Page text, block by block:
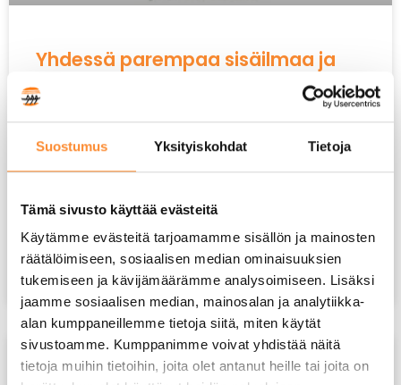
Suostumus Yksityiskohdat Tietoja
Tämä sivusto käyttää evästeitä
Käytämme evästeitä tarjoamamme sisällön ja mainosten
räätälöimiseen, sosiaalisen median ominaisuuksien
tukemiseen ja kävijämäärämme analysoimiseen. Lisäksi
jaamme sosiaalisen median, mainosalan ja analytiikka-
alan kumppaneillemme tietoja siitä, miten käytät
sivustoamme. Kumppanimme voivat yhdistää näitä
tietoja muihin tietoihin, joita olet antanut heille tai joita on
Yhdessä parempaa sisäilmaa ja
energiatehokkuutta
suunnittelun visiot case Niilontalo – Janne Järlström,
LVI-suunnittelu Pohjola Oy ReStart-hankkeen
LUE LISÄÄ »
18 marraskuun, 2025 Ei kommentteja
AJANKOHTAISTA